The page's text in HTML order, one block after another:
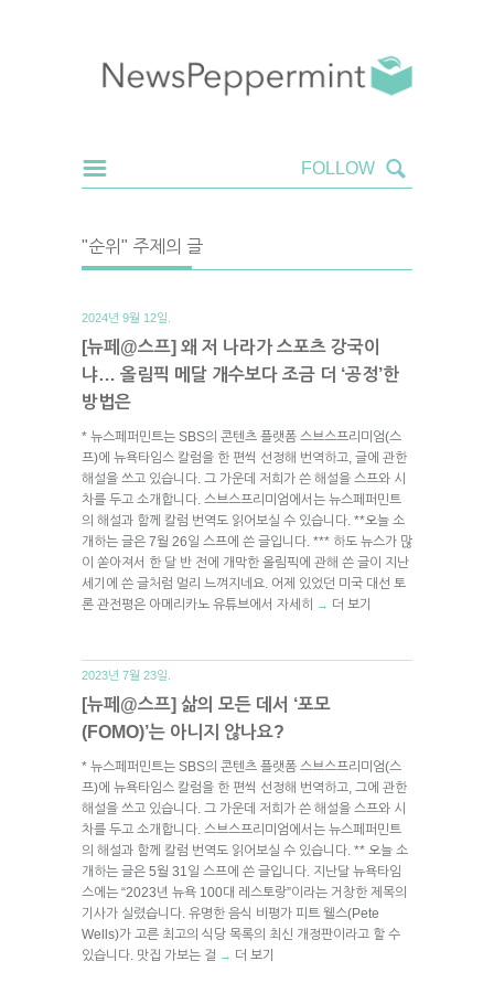
"순위" 주제의 글
2024년 9월 12일.
[뉴페@스프] 왜 저 나라가 스포츠 강국이
냐… 올림픽 메달 개수보다 조금 더 ‘공정’한
방법은
* 뉴스페퍼민트는 SBS의 콘텐츠 플랫폼 스브스프리미엄(스
프)에 뉴욕타임스 칼럼을 한 편씩 선정해 번역하고, 글에 관한
해설을 쓰고 있습니다. 그 가운데 저희가 쓴 해설을 스프와 시
차를 두고 소개합니다. 스브스프리미엄에서는 뉴스페퍼민트
의 해설과 함께 칼럼 번역도 읽어보실 수 있습니다. **오늘 소
개하는 글은 7월 26일 스프에 쓴 글입니다. *** 하도 뉴스가 많
이 쏟아져서 한 달 반 전에 개막한 올림픽에 관해 쓴 글이 지난
세기에 쓴 글처럼 멀리 느껴지네요. 어제 있었던 미국 대선 토
론 관전평은 아메리카노 유튜브에서 자세히
→ 더 보기
2023년 7월 23일.
[뉴페@스프] 삶의 모든 데서 ‘포모
(FOMO)’는 아니지 않나요?
* 뉴스페퍼민트는 SBS의 콘텐츠 플랫폼 스브스프리미엄(스
프)에 뉴욕타임스 칼럼을 한 편씩 선정해 번역하고, 그에 관한
해설을 쓰고 있습니다. 그 가운데 저희가 쓴 해설을 스프와 시
차를 두고 소개합니다. 스브스프리미엄에서는 뉴스페퍼민트
의 해설과 함께 칼럼 번역도 읽어보실 수 있습니다. ** 오늘 소
개하는 글은 5월 31일 스프에 쓴 글입니다. 지난달 뉴욕타임
스에는 “2023년 뉴욕 100대 레스토랑”이라는 거창한 제목의
기사가 실렸습니다. 유명한 음식 비평가 피트 웰스(Pete
Wells)가 고른 최고의 식당 목록의 최신 개정판이라고 할 수
있습니다. 맛집 가보는 걸 → 더 보기